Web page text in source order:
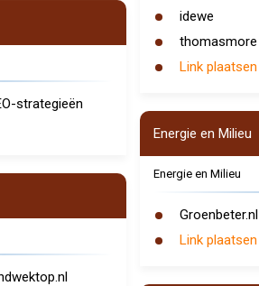
strategieën
idewe
thomasmore
Link plaatsen
Energie en Milieu
Energie en Milieu
Groenbeter.nl
Link plaatsen